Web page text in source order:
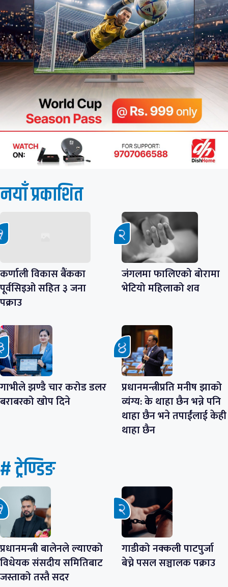
नयाँ प्रकाशित
कर्णाली विकास बैंकका
पूर्वसिइओ सहित ३ जना
पक्राउ
जंगलमा फालिएको बोरामा
भेटियो महिलाको शव
गाभीले झण्डै चार करोड डलर
बराबरको खोप दिने
प्रधानमन्त्रीप्रति मनीष झाको
व्यंग्य: के थाहा छैन भन्ने पनि
थाहा छैन भने तपाईंलाई केही
थाहा छैन
# ट्रेण्डिङ
प्रधानमन्त्री बालेनले ल्याएको
विधेयक संसदीय समितिबाट
जस्ताको तस्तै सदर
गाडीको नक्कली पाटपुर्जा
बेच्ने पसल सञ्चालक पक्राउ